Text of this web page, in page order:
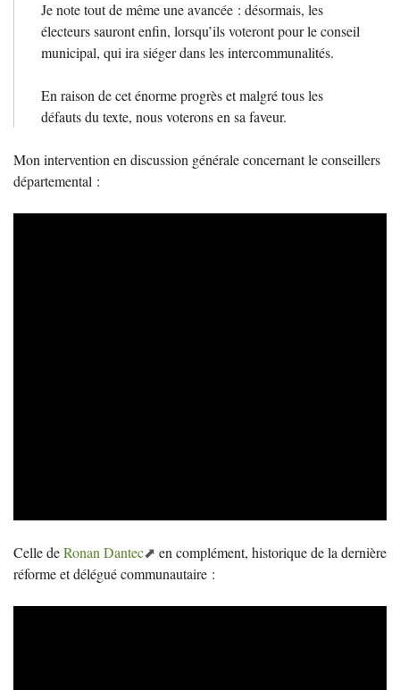
Je note tout de même une avancée : désormais, les
électeurs sauront enfin, lorsqu’ils voteront pour le conseil
municipal, qui ira siéger dans les intercommunalités.
En raison de cet énorme progrès et malgré tous les
défauts du texte, nous voterons en sa faveur.
Mon intervention en discussion générale concernant le conseillers
départemental :
Celle deRonan Dantec
en complément, historique de la dernière
réforme et délégué communautaire :